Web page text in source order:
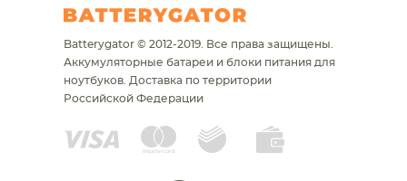
Batterygator © 2012-2019. Все права защищены.
Аккумуляторные батареи и блоки питания для
ноутбуков. Доставка по территории
Российской Федерации